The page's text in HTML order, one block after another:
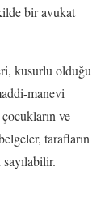
bir avukat
kusurlu olduğu
manevi
ve
tarafların